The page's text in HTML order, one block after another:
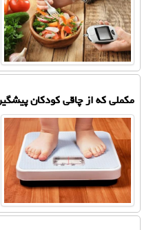
مکملی که از چاقی کودکان